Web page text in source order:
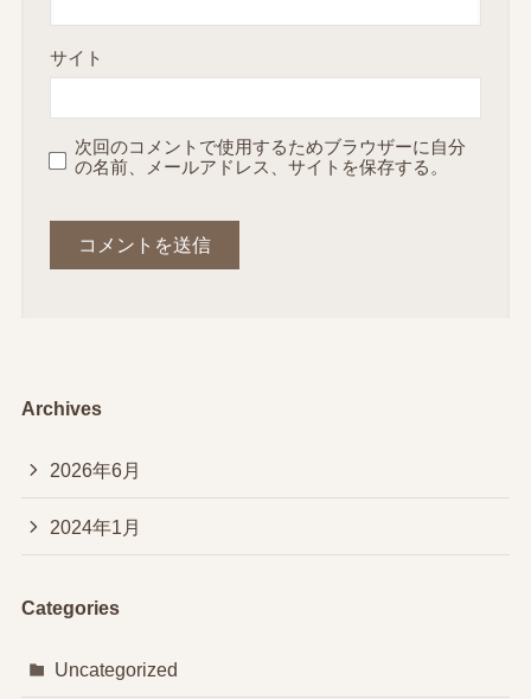
サイト
次回のコメントで使用するためブラウザーに自分
の名前、メールアドレス、サイトを保存する。
Archives
2026年6月
2024年1月
Categories
Uncategorized